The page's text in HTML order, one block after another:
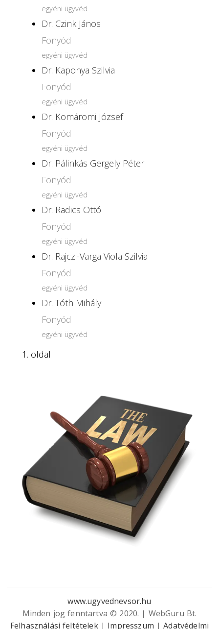
egyéni ügyvéd
Dr. Czink János
Fonyód
egyéni ügyvéd
Dr. Kaponya Szilvia
Fonyód
egyéni ügyvéd
Dr. Komáromi József
Fonyód
egyéni ügyvéd
Dr. Pálinkás Gergely Péter
Fonyód
egyéni ügyvéd
Dr. Radics Ottó
Fonyód
egyéni ügyvéd
Dr. Rajczi-Varga Viola Szilvia
Fonyód
egyéni ügyvéd
Dr. Tóth Mihály
Fonyód
egyéni ügyvéd
1. oldal
www.ugyvednevsor.hu
Minden jog fenntartva © 2020. | WebGuru Bt.
Felhasználási feltételek| Impresszum |Adatvédelmi